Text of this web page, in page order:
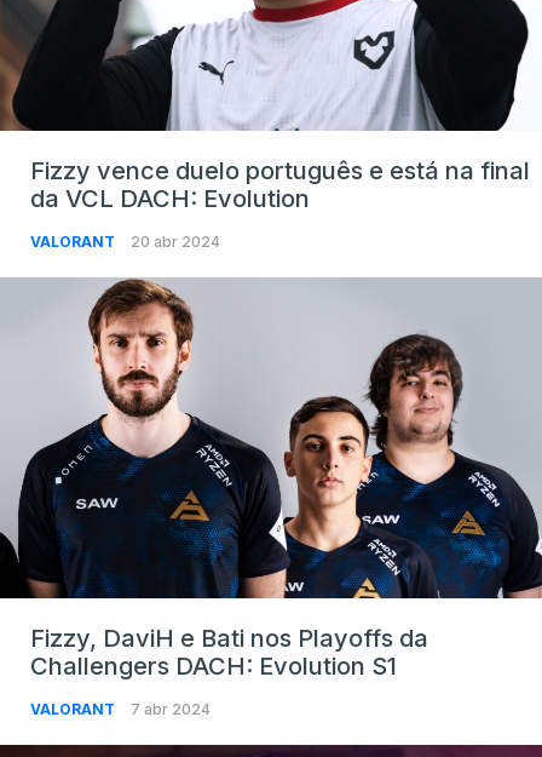
Fizzy vence duelo português e está na final
da VCL DACH: Evolution
VALORANT 20 abr 2024
Fizzy, DaviH e Bati nos Playoffs da
Challengers DACH: Evolution S1
VALORANT 7 abr 2024